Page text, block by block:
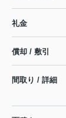
礼金
償却 / 敷引
間取り / 詳細